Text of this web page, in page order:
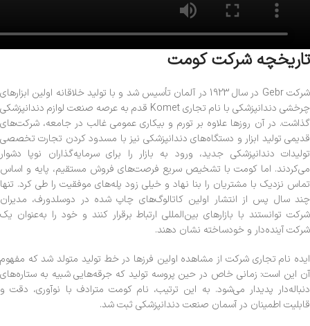
تاریخچه شرکت کومت
شرکت Gebr در سال 1923 در آلمان تأسیس شد و با تولید خلاقانه اولین ابزارهای
چرخشی دندانپزشکی با نام تجاری Komet قدم به عرصه صنعت لوازم دندانپزشکی
گذاشت. در آن روزها علاوه بر تورم و بیکاری عمومی غالب در جامعه، شرکت‌های
قدیمی تولید ابزار و دستگاه‌های دندانپزشکی نیز با مسدود کردن تجارت تخصصی
تولیدات دندانپزشکی جدید، ورود به بازار را برای سرمایه‌گذاران نوپا دشوار
می‌کردند. اما کومت با تشخیص سریع فرصت‌های فروش مستقیم، پایه و اساس
تماس نزدیک با مشتریان را بنا نهاد و خیلی زود پله‌های موفقیت را طی کرد. تنها
چند سال پس از انتشار اولین کاتالوگ‌های چاپ شده در دوسلدورف، مدیران
شرکت توانستند با بازارهای بین‌المللی ارتباط برقرار کنند و خود را به‌عنوان یک
شرکت آینده‌دار و خودساخته نشان دهند.
ایده نام تجاری شرکت از مشاهده اولین فرزها در خط تولید متولد شد که مفهوم
آن این است: زمانی خاص در حین پروسه تولید که جرقه‌هایی شبیه به ستاره‌های
دنباله‌دار پدیدار می‌شود. به این ترتیب، نام کومت مترادف با نوآوری، دقت و
قابلیت اطمینان در آسمان صنعت دندانپزشکی ثبت شد.